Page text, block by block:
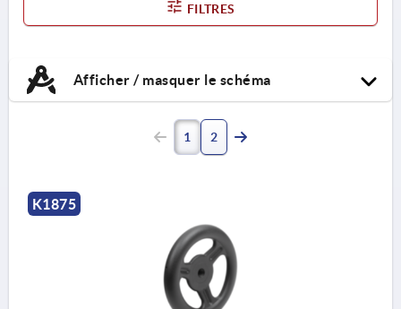
FILTRES
Afficher / masquer le schéma
1 2
K1875